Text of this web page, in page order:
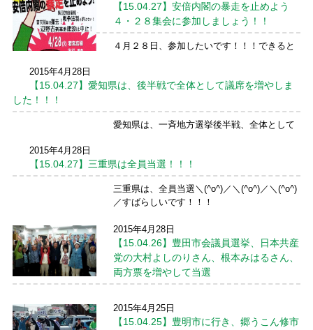
１４日にも閣議決定と報道されている戦争立
法を阻止すること含め、安倍政権の戦争する
国づくりは許さない ...続きを読む →
【15.04.27】安倍内閣の暴走を止めよう
４・２８集会に参加しましょう！！
４月２８日、参加したいです！！！できると
2015年4月28日
【15.04.27】愛知県は、後半戦で全体として議席を増やしま
した！！！
愛知県は、一斉地方選挙後半戦、全体として
町、蟹江町、豊山町が議席を増やしまし
た！！ 春日井市、豊田市、安城市、日進市、
長久手市、豊明市、瀬戸 ...続きを読む →
2015年4月28日
【15.04.27】三重県は全員当選！！！
三重県は、全員当選＼(^o^)／＼(^o^)／＼(^o^)
／すばらしいです！！！
2015年4月28日
【15.04.26】豊田市会議員選挙、日本共産
党の大村よしのりさん、根本みはるさん、
両方票を増やして当選
共産党の大村よしのりさん、根本みはるさ
ん、両方票を増やして当選しました＼(^o^)／
2015年4月25日
【15.04.25】豊明市に行き、郷うこん修市